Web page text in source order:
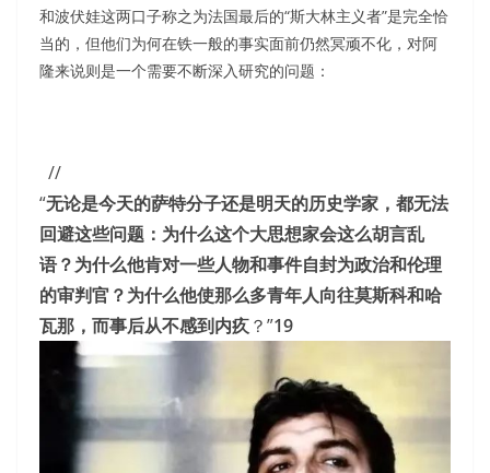
和波伏娃这两口子称之为法国最后的“斯大林主义者”是完全恰
当的，但他们为何在铁一般的事实面前仍然冥顽不化，对阿
隆来说则是一个需要不断深入研究的问题：
//
“无论是今天的萨特分子还是明天的历史学家，都无法
回避这些问题：为什么这个大思想家会这么胡言乱
语？为什么他肯对一些人物和事件自封为政治和伦理
的审判官？为什么他使那么多青年人向往莫斯科和哈
瓦那，而事后从不感到内疚？”19